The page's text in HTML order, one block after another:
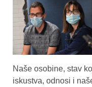
Naše osobine, stav
iskustva, odnosi i